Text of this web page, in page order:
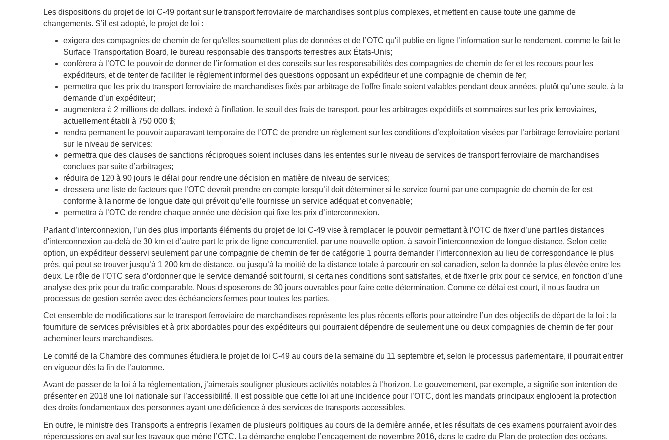
Les dispositions du projet de loi C-49 portant sur le transport ferroviaire de marchandises sont plus complexes, et mettent en cause toute une gamme de
changements. S’il est adopté, le projet de loi :
exigera des compagnies de chemin de fer qu'elles soumettent plus de données et de l’OTC qu'il publie en ligne l’information sur le rendement, comme le fait le
Surface Transportation Board, le bureau responsable des transports terrestres aux États-Unis;
conférera à l’OTC le pouvoir de donner de l’information et des conseils sur les responsabilités des compagnies de chemin de fer et les recours pour les
expéditeurs, et de tenter de faciliter le règlement informel des questions opposant un expéditeur et une compagnie de chemin de fer;
permettra que les prix du transport ferroviaire de marchandises fixés par arbitrage de l'offre finale soient valables pendant deux années, plutôt qu’une seule, à la
demande d’un expéditeur;
augmentera à 2 millions de dollars, indexé à l’inflation, le seuil des frais de transport, pour les arbitrages expéditifs et sommaires sur les prix ferroviaires,
actuellement établi à 750 000 $;
rendra permanent le pouvoir auparavant temporaire de l’OTC de prendre un règlement sur les conditions d’exploitation visées par l’arbitrage ferroviaire portant
sur le niveau de services;
permettra que des clauses de sanctions réciproques soient incluses dans les ententes sur le niveau de services de transport ferroviaire de marchandises
conclues par suite d’arbitrages;
réduira de 120 à 90 jours le délai pour rendre une décision en matière de niveau de services;
dressera une liste de facteurs que l’OTC devrait prendre en compte lorsqu’il doit déterminer si le service fourni par une compagnie de chemin de fer est
conforme à la norme de longue date qui prévoit qu’elle fournisse un service adéquat et convenable;
permettra à l’OTC de rendre chaque année une décision qui fixe les prix d’interconnexion.
Parlant d’interconnexion, l’un des plus importants éléments du projet de loi C-49 vise à remplacer le pouvoir permettant à l’OTC de fixer d’une part les distances
d'interconnexion au‑delà de 30 km et d’autre part le prix de ligne concurrentiel, par une nouvelle option, à savoir l’interconnexion de longue distance. Selon cette
option, un expéditeur desservi seulement par une compagnie de chemin de fer de catégorie 1 pourra demander l’interconnexion au lieu de correspondance le plus
près, qui peut se trouver jusqu’à 1 200 km de distance, ou jusqu’à la moitié de la distance totale à parcourir en sol canadien, selon la donnée la plus élevée entre les
deux. Le rôle de l’OTC sera d’ordonner que le service demandé soit fourni, si certaines conditions sont satisfaites, et de fixer le prix pour ce service, en fonction d’une
analyse des prix pour du trafic comparable. Nous disposerons de 30 jours ouvrables pour faire cette détermination. Comme ce délai est court, il nous faudra un
processus de gestion serrée avec des échéanciers fermes pour toutes les parties.
Cet ensemble de modifications sur le transport ferroviaire de marchandises représente les plus récents efforts pour atteindre l’un des objectifs de départ de la loi : la
fourniture de services prévisibles et à prix abordables pour des expéditeurs qui pourraient dépendre de seulement une ou deux compagnies de chemin de fer pour
acheminer leurs marchandises.
Le comité de la Chambre des communes étudiera le projet de loi C-49 au cours de la semaine du 11 septembre et, selon le processus parlementaire, il pourrait entrer
en vigueur dès la fin de l’automne.
Avant de passer de la loi à la réglementation, j’aimerais souligner plusieurs activités notables à l’horizon. Le gouvernement, par exemple, a signifié son intention de
présenter en 2018 une loi nationale sur l’accessibilité. Il est possible que cette loi ait une incidence pour l’OTC, dont les mandats principaux englobent la protection
des droits fondamentaux des personnes ayant une déficience à des services de transports accessibles.
En outre, le ministre des Transports a entrepris l'examen de plusieurs politiques au cours de la dernière année, et les résultats de ces examens pourraient avoir des
répercussions en aval sur les travaux que mène l’OTC. La démarche englobe l’engagement de novembre 2016, dans le cadre du Plan de protection des océans,